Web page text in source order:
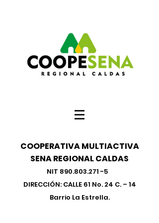
COOPERATIVA MULTIACTIVA
SENA REGIONAL CALDAS
NIT 890.803.271 -5
DIRECCIÓN: CALLE 61 No. 24 C. – 14
Barrio La Estrella.